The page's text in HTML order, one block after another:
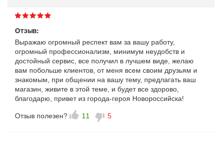
Отзыв:
Выражаю огромный респект вам за вашу работу,
огромный профессионализм, минимум неудобств и
достойный сервис, все получил в лучшем виде, желаю
вам побольше клиентов, от меня всем своим друзьям и
знакомым, при общении на вашу тему, предлагать ваш
магазин, живите в этой теме, и будет все здорово,
благодарю, привет из города-героя Новороссийска!
Отзыв полезен? 11 5